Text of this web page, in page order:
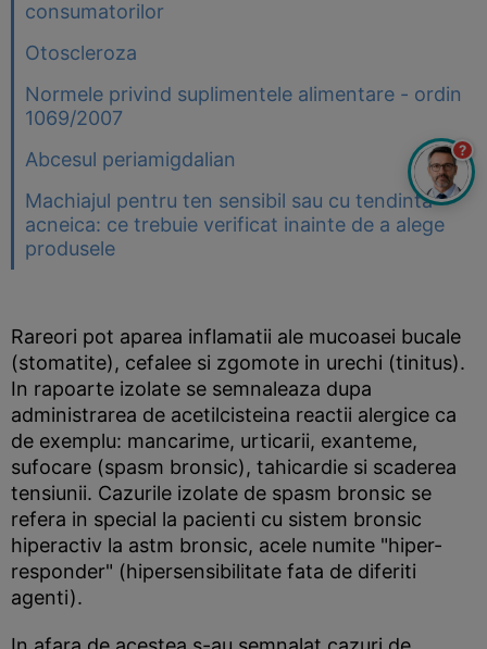
consumatorilor
Otoscleroza
Normele privind suplimentele alimentare - ordin
1069/2007
Abcesul periamigdalian
Machiajul pentru ten sensibil sau cu tendinta
acneica: ce trebuie verificat inainte de a alege
produsele
Rareori pot aparea inflamatii ale mucoasei bucale
(stomatite), cefalee si zgomote in urechi (tinitus).
In rapoarte izolate se semnaleaza dupa
administrarea de acetilcisteina reactii alergice ca
de exemplu: mancarime, urticarii, exanteme,
sufocare (spasm bronsic), tahicardie si scaderea
tensiunii. Cazurile izolate de spasm bronsic se
refera in special la pacienti cu sistem bronsic
hiperactiv la astm bronsic, acele numite "hiper-
responder" (hipersensibilitate fata de diferiti
agenti).
?